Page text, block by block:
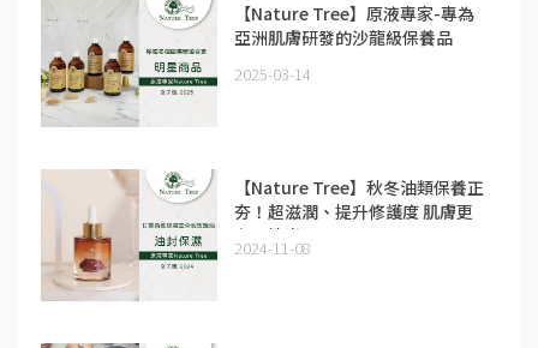
【Nature Tree】原液專家-專為
亞洲肌膚研發的沙龍級保養品
2025-03-14
【Nature Tree】秋冬油類保養正
夯！超滋潤、提升修護度 肌膚更
有彈性光澤！
2024-11-08